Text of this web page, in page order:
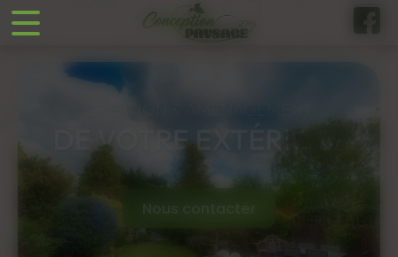
Panneau de gestion des cookies
Nous contacter